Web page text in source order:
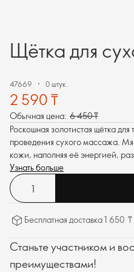
Щётка для
47669 0 штук.
2 590 ₸
Обычная цена: 6 450 ₸
Роскошная золотистая щётка
проведения сухого массажа.
кожи, наполняя её энергией,
естественное сияние.
Узнать больше
Бесплатная доставка 1 650 ₸
Станьте участником и
преимуществами!